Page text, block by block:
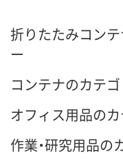
折りたたみコンテ
ー
コンテナのカテ
オフィス用品の
作業・研究用品の